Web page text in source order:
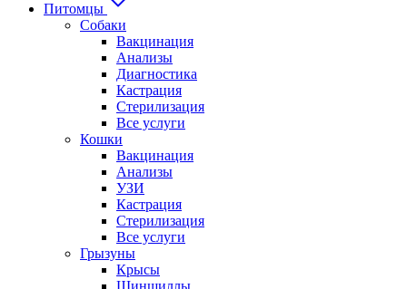
Питомцы
Собаки
Вакцинация
Анализы
Диагностика
Кастрация
Стерилизация
Все услуги
Кошки
Вакцинация
Анализы
УЗИ
Кастрация
Стерилизация
Все услуги
Грызуны
Крысы
Шиншиллы